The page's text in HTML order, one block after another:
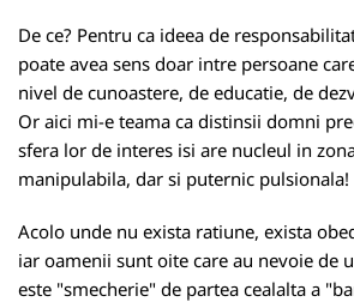
De ce? Pentru ca ideea de
poate avea sens doar intre persoane
nivel de cunoastere, de educatie, de
Or aici mi-e teama ca distinsii domni
sfera lor de interes isi are nucleul in
manipulabila, dar si puternic pulsionala!
Acolo unde nu exista ratiune, exista
iar oamenii sunt oite care au nevoie de
este "smecherie" de partea cealalta a